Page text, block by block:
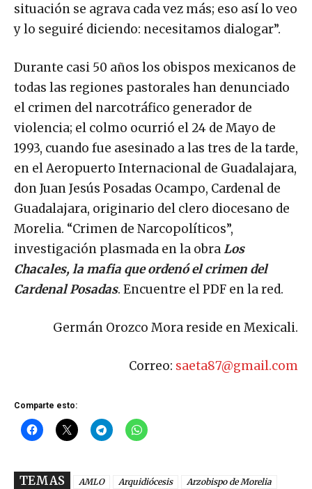
situación se agrava cada vez más; eso así lo veo
y lo seguiré diciendo: necesitamos dialogar”.
Durante casi 50 años los obispos mexicanos de
todas las regiones pastorales han denunciado
el crimen del narcotráfico generador de
violencia; el colmo ocurrió el 24 de Mayo de
1993, cuando fue asesinado a las tres de la tarde,
en el Aeropuerto Internacional de Guadalajara,
don Juan Jesús Posadas Ocampo, Cardenal de
Guadalajara, originario del clero diocesano de
Morelia. “Crimen de Narcopolíticos”,
investigación plasmada en la obraLos
Chacales, la mafia que ordenó el crimen del
Cardenal Posadas. Encuentre el PDF en la red.
Germán Orozco Mora reside en Mexicali.
Correo: saeta87@gmail.com
Comparte esto:
TEMAS AMLO Arquidiócesis
Arzobispo de Morelia